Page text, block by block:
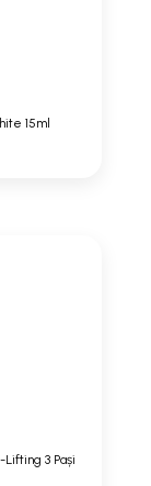
15ml
3 Pași